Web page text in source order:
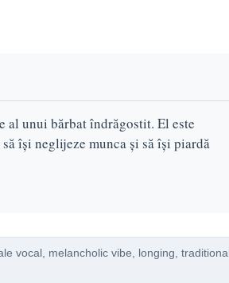
al unui bărbat îndrăgostit. El este
își neglijeze munca și să își piardă
vocal, melancholic vibe, longing, traditional